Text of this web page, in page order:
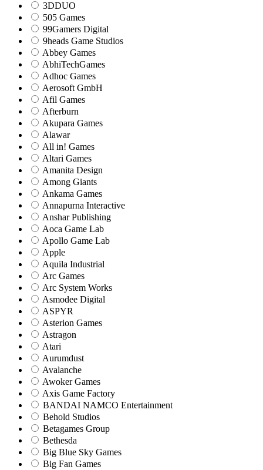
3DDUO
505 Games
99Gamers Digital
9heads Game Studios
Abbey Games
AbhiTechGames
Adhoc Games
Aerosoft GmbH
Afil Games
Afterburn
Akupara Games
Alawar
All in! Games
Altari Games
Amanita Design
Among Giants
Ankama Games
Annapurna Interactive
Anshar Publishing
Aoca Game Lab
Apollo Game Lab
Apple
Aquila Industrial
Arc Games
Arc System Works
Asmodee Digital
ASPYR
Asterion Games
Astragon
Atari
Aurumdust
Avalanche
Awoker Games
Axis Game Factory
BANDAI NAMCO Entertainment
Behold Studios
Betagames Group
Bethesda
Big Blue Sky Games
Big Fan Games